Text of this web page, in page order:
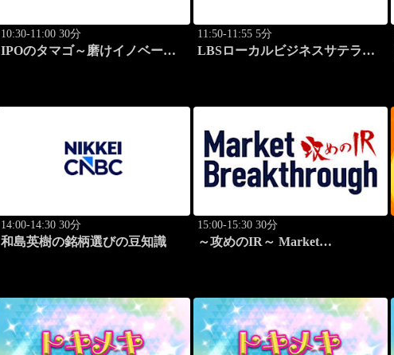
10:30-11:00 30分
IPOのタマゴ～磨けイノベーシ
11:50-11:55 5分
LBSローカルビジネスサテライ
14:00-14:30 30分
和島英樹の銘柄選びの豆知識
15:00-15:30 30分
～攻めのIR～ Market